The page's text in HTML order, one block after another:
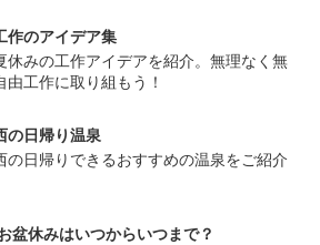
作のアイデア集
休みの工作アイデアを紹介。無理なく無
由工作に取り組もう！
の日帰り温泉
の日帰りできるおすすめの温泉をご紹介
盆休みはいつからいつまで？